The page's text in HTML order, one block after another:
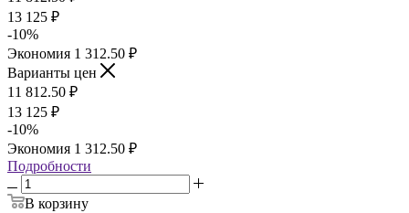
13 125 ₽
-10%
Экономия 1 312.50 ₽
Варианты цен
11 812.50 ₽
13 125 ₽
-10%
Экономия 1 312.50 ₽
Подробности
В корзину